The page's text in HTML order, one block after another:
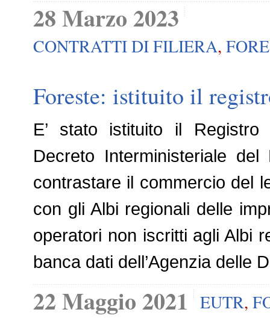
28 Marzo 2023
CONTRATTI DI FILIERA,
Foreste: istituito il
E’ stato istituito il
Decreto Interministeriale
contrastare il commercio del
con gli Albi regionali delle
operatori non iscritti agli Albi
banca dati dell’Agenzia delle
22 Maggio 2021 EUTR,